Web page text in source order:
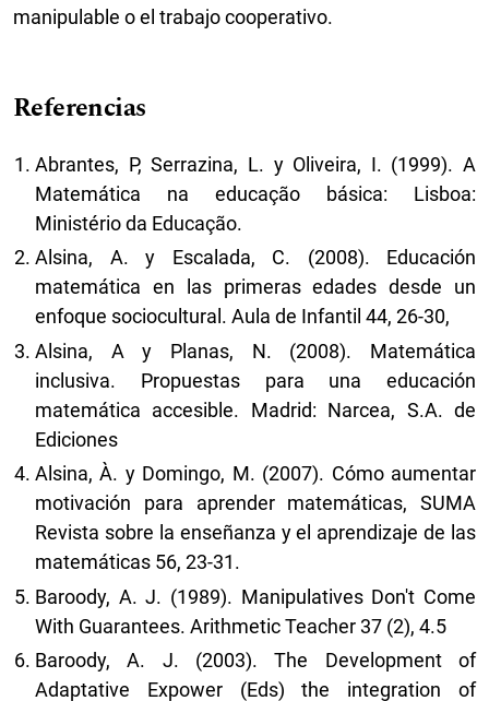
manipulable o el trabajo cooperativo.
Referencias
Abrantes, P, Serrazina, L. y Oliveira, I. (1999). A
Matemática na educação básica: Lisboa:
Ministério da Educação.
Alsina, A. y Escalada, C. (2008). Educación
matemática en las primeras edades desde un
enfoque sociocultural. Aula de Infantil 44, 26-30,
Alsina, A y Planas, N. (2008). Matemática
inclusiva. Propuestas para una educación
matemática accesible. Madrid: Narcea, S.A. de
Ediciones
Alsina, À. y Domingo, M. (2007). Cómo aumentar
motivación para aprender matemáticas, SUMA
Revista sobre la enseñanza y el aprendizaje de las
matemáticas 56, 23-31.
Baroody, A. J. (1989). Manipulatives Don't Come
With Guarantees. Arithmetic Teacher 37 (2), 4.5
Baroody, A. J. (2003). The Development of
Adaptative Expower (Eds) the integration of